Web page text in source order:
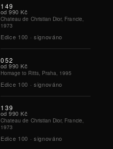
149
od 990 Kč
Chateau de Christian Dior, Francie,
1973
Edice 100 · signováno
052
od 990 Kč
Homage to Ritts, Praha, 1995
Edice 100 · signováno
139
od 990 Kč
Chateau de Christian Dior, Francie,
1973
Edice 100 · signováno